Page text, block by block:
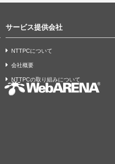
サービス提供会社
NTTPCについて
会社概要
NTTPCの取り組みについて